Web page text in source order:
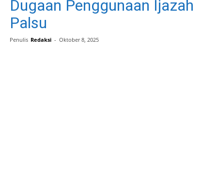
Dugaan Penggunaan Ijazah
Palsu
Penulis Redaksi - Oktober 8, 2025